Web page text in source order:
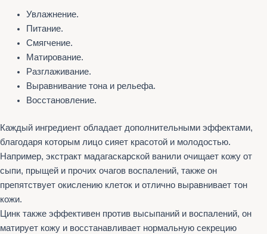
Увлажнение.
Питание.
Смягчение.
Матирование.
Разглаживание.
Выравнивание тона и рельефа.
Восстановление.
Каждый ингредиент обладает дополнительными эффектами,
благодаря которым лицо сияет красотой и молодостью.
Например, экстракт мадагаскарской ванили очищает кожу от
сыпи, прыщей и прочих очагов воспалений, также он
препятствует окислению клеток и отлично выравнивает тон
кожи.
Цинк также эффективен против высыпаний и воспалений, он
матирует кожу и восстанавливает нормальную секрецию